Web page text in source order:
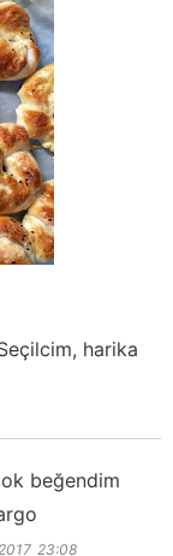
harika
beğendim
23:08